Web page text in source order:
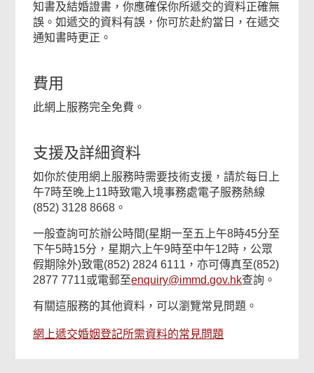
知書及結婚證書，你應確保你所遞交的資料正確無
誤。如遞交的資料有誤，你可於赴約當日，在遞交
通知書時更正。
費用
此網上服務完全免費。
支援及詳細資料
如你於使用網上服務時需要技術支援，請於每日上
午7時至晚上11時致電入境事務處電子服務熱線
(852) 3128 8668。
一般查詢可於辦公時間(星期一至五上午8時45分至
下午5時15分，星期六上午9時至中午12時，公眾
假期除外)致電(852) 2824 6111，亦可傳真至(852)
2877 7711或電郵至enquiry@immd.gov.hk查詢。
有關這服務的其他資料，可以瀏覽常見問題。
網上遞交婚姻登記所需資料的常見問題